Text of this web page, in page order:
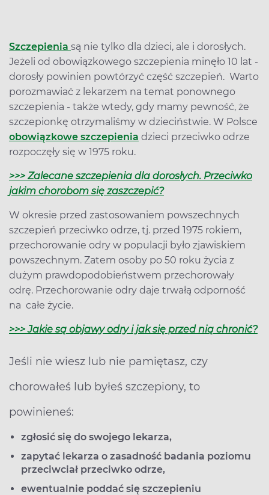
Szczepienia są nie tylko dla dzieci, ale i dorosłych.
Jeżeli od obowiązkowego szczepienia minęło 10 lat -
dorosły powinien powtórzyć część szczepień. Warto
porozmawiać z lekarzem na temat ponownego
szczepienia - także wtedy, gdy mamy pewność, że
szczepionkę otrzymaliśmy w dzieciństwie. W Polsce
obowiązkowe szczepienia dzieci przeciwko odrze
rozpoczęły się w 1975 roku.
>>> Zalecane szczepienia dla dorosłych. Przeciwko
jakim chorobom się zaszczepić?
W okresie przed zastosowaniem powszechnych
szczepień przeciwko odrze, tj. przed 1975 rokiem,
przechorowanie odry w populacji było zjawiskiem
powszechnym. Zatem osoby po 50 roku życia z
dużym prawdopodobieństwem przechorowały
odrę. Przechorowanie odry daje trwałą odporność
na całe życie.
>>> Jakie są objawy odry i jak się przed nią chronić?
Jeśli nie wiesz lub nie pamiętasz, czy
chorowałeś lub byłeś szczepiony, to
powinieneś:
zgłosić się do swojego lekarza,
zapytać lekarza o zasadność badania poziomu
przeciwciał przeciwko odrze,
ewentualnie poddać się szczepieniu